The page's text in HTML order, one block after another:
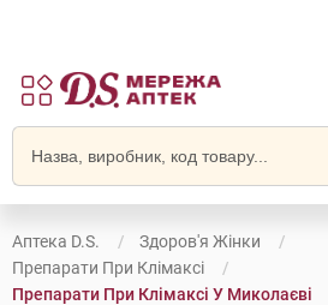
Аптека D.S.
Здоров'я Жінки
Препарати При Клімаксі
Препарати При Клімаксі У Миколаєві